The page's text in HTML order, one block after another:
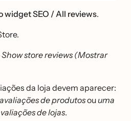
widget SEO / All reviews.
Show store reviews (Mostrar
da loja devem aparecer:
de produtosouuma
de lojas.